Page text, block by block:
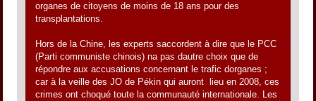
organes de citoyens de moins de 18 ans pour des
transplantations.
Hors de la Chine, les experts saccordent à dire que le PCC
(Parti communiste chinois) na pas dautre choix que de
répondre aux accusations concernant le trafic dorganes ;
car à la veille des JO de Pékin qui auront lieu en 2008, ces
crimes ont choqué toute la communauté internationale. Les